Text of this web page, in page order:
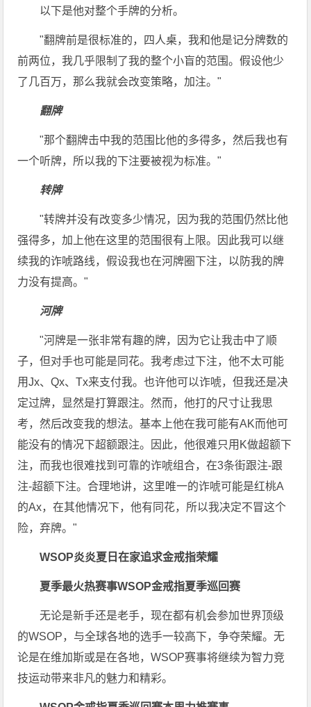
以下是他对整个手牌的分析。
"翻牌前是很标准的，四人桌，我和他是记分牌数的
前两位，我几乎限制了我的整个小盲的范围。假设他少
了几百万，那么我就会改变策略，加注。"
翻牌
"那个翻牌击中我的范围比他的多得多，然后我也有
一个听牌，所以我的下注要被视为标准。"
转牌
"转牌并没有改变多少情况，因为我的范围仍然比他
强得多，加上他在这里的范围很有上限。因此我可以继
续我的诈唬路线，假设我也在河牌圈下注，以防我的牌
力没有提高。"
河牌
"河牌是一张非常有趣的牌，因为它让我击中了顺
子，但对手也可能是同花。我考虑过下注，他不太可能
用Jx、Qx、Tx来支付我。也许他可以诈唬，但我还是决
定过牌，显然是打算跟注。然而，他打的尺寸让我思
考，然后改变我的想法。基本上他在我可能有AK而他可
能没有的情况下超额跟注。因此，他很难只用K做超额下
注，而我也很难找到可靠的诈唬组合，在3条街跟注-跟
注-超额下注。合理地讲，这里唯一的诈唬可能是红桃A
的Ax，在其他情况下，他有同花，所以我决定不冒这个
险，弃牌。"
WSOP炎炎夏日在家追求金戒指荣耀
夏季最火热赛事WSOP金戒指夏季巡回赛
无论是新手还是老手，现在都有机会参加世界顶级
的WSOP，与全球各地的选手一较高下，争夺荣耀。无
论是在维加斯或是在各地，WSOP赛事将继续为智力竞
技运动带来非凡的魅力和精彩。